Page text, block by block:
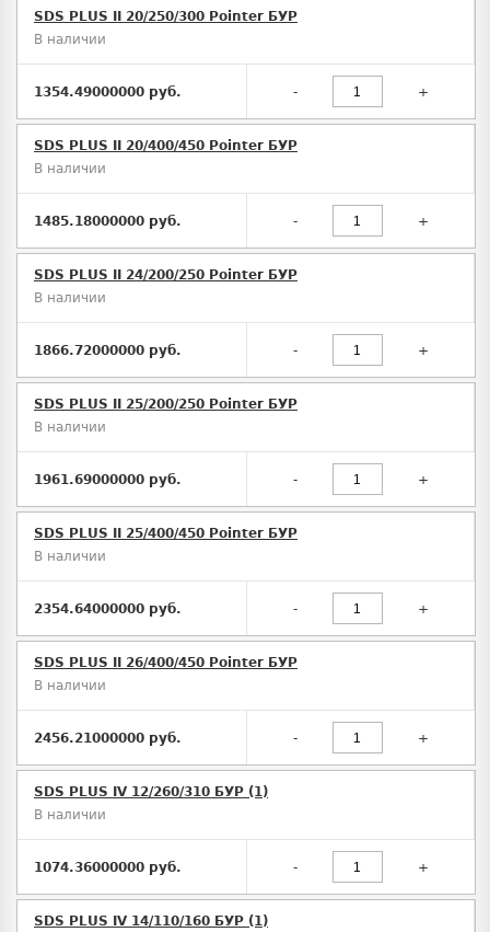
SDS PLUS II 20/250/300 Pointer БУР
В наличии
1354.49000000 руб. - +
SDS PLUS II 20/400/450 Pointer БУР
В наличии
1485.18000000 руб. - +
SDS PLUS II 24/200/250 Pointer БУР
В наличии
1866.72000000 руб. - +
SDS PLUS II 25/200/250 Pointer БУР
В наличии
1961.69000000 руб. - +
SDS PLUS II 25/400/450 Pointer БУР
В наличии
2354.64000000 руб. - +
SDS PLUS II 26/400/450 Pointer БУР
В наличии
2456.21000000 руб. - +
SDS PLUS IV 12/260/310 БУР (1)
В наличии
1074.36000000 руб. - +
SDS PLUS IV 14/110/160 БУР (1)